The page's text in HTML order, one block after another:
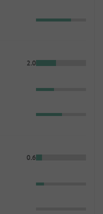
2.0
0.6